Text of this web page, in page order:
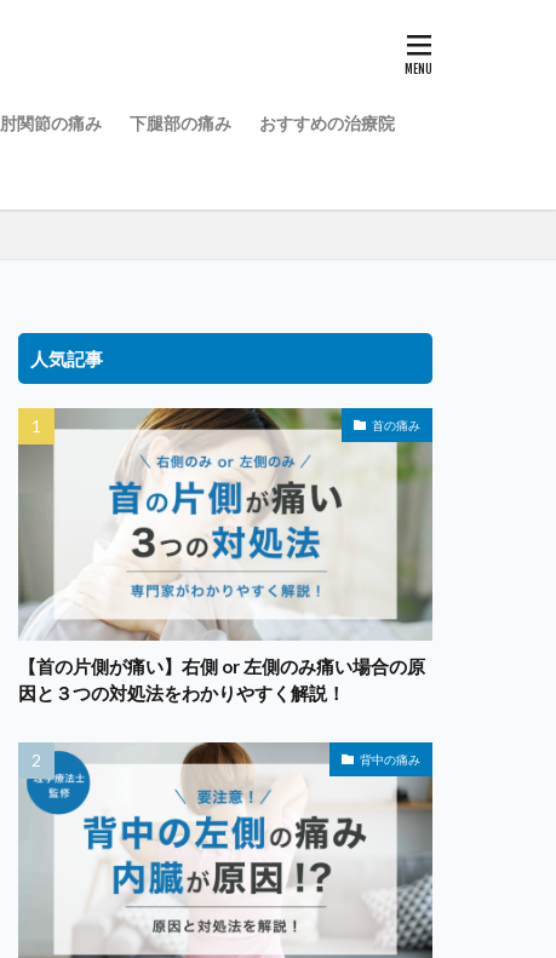
肘関節の痛み 下腿部の痛み
おすすめの治療院
人気記事
首の痛み
【首の片側が痛い】右側 or 左側のみ痛い場合の原
因と３つの対処法をわかりやすく解説！
背中の痛み